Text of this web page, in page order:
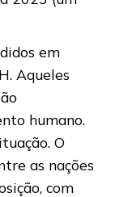
em
Aqueles
humano.
O
as nações
com